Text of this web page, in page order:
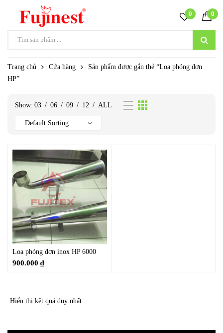
0 0
Trang chủ Cửa hàng
Sản phẩm được gắn thẻ “Loa phóng đơn
HP”
Show: 03 / 06 / 09 / 12 / ALL
Loa phóng đơn inox HP 6000
900.000 ₫
Hiển thị kết quả duy nhất